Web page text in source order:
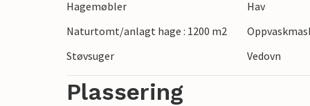
historiske sentrum, glassmuseet og
nasjonalpark, gå eller sykle og nyt den
Hagemøbler Hav
Naturtomt/anlagt hage : 1200 m2
Støvsuger
Vedovn
Plassering